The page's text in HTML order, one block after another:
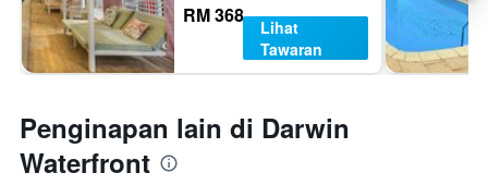
RM 368
Lihat
Tawaran
Penginapan lain di Darwin
Waterfront